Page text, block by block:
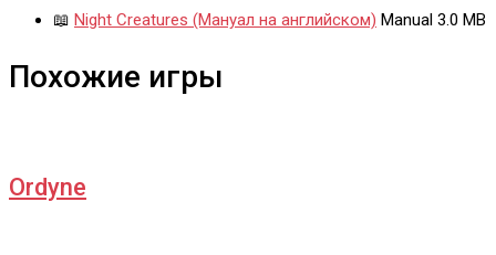
📖 Night Creatures (Мануал на английском) Manual 3.0 MB
Похожие игры
Ordyne